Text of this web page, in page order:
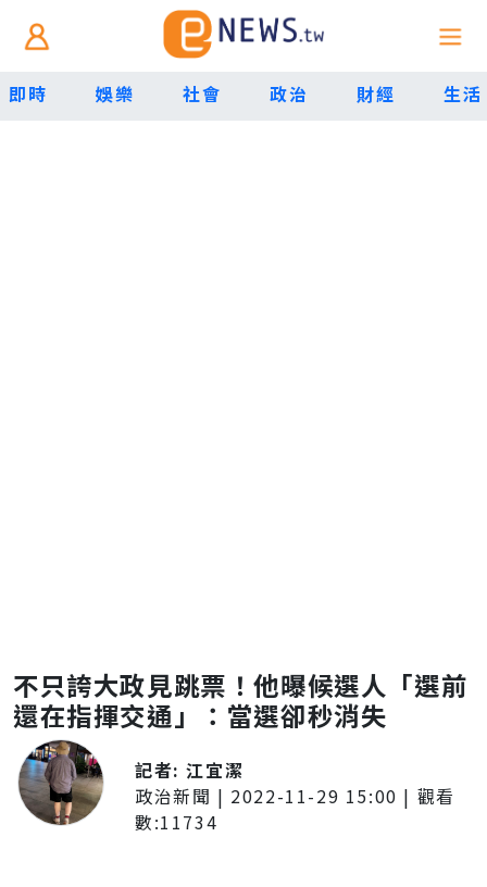
即時 娛樂 社會 政治 財經 生活
不只誇大政見跳票！他曝候選人「選前
還在指揮交通」：當選卻秒消失
記者:江宜潔
政治新聞 | 2022-11-29 15:00 | 觀看
數:11734